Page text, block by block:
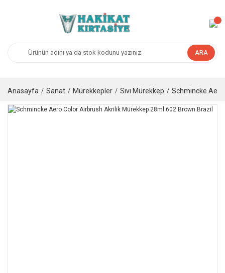
ARA
Anasayfa Sanat Mürekkepler Sıvı Mürekkep Schmincke